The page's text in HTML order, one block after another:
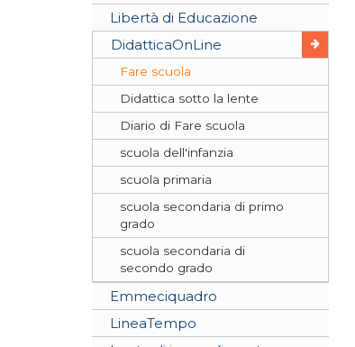
Libertà di Educazione
DidatticaOnLine
Fare scuola
Didattica sotto la lente
Diario di Fare scuola
scuola dell'infanzia
scuola primaria
scuola secondaria di primo
grado
scuola secondaria di
secondo grado
Emmeciquadro
LineaTempo